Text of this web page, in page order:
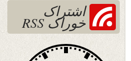
اشتراک
خوراک RSS